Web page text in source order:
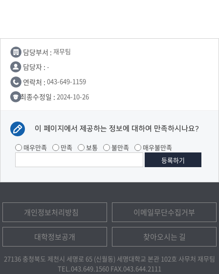
담당부서 : 재무팀
담당자 : -
연락처 : 043-649-1159
최종수정일 : 2024-10-26
이 페이지에서 제공하는 정보에 대하여 만족하시나요?
매우만족 만족 보통 불만족 매우불만족
개인정보처리방침 이메일무단수집거부
대학정보공개 찾아오시는 길
27136 충청북도 제천시 세명로 65 (신월동) 세명대학교 본관 102호 사무처 재무팀
TEL.043.649.1560 FAX.043.644.2111